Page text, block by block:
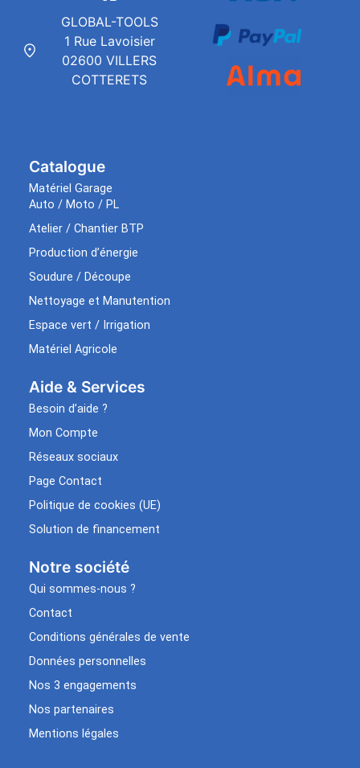
Catalogue
Matériel Garage
Auto / Moto / PL
Atelier / Chantier BTP
Production d’énergie
Soudure / Découpe
Nettoyage et Manutention
Espace vert / Irrigation
Matériel Agricole
Aide & Services​
Besoin d’aide ?
Mon Compte
Réseaux sociaux
Page Contact
Politique de cookies (UE)
Solution de financement
Notre société
Qui sommes-nous ?
Contact
Conditions générales de vente
Données personnelles
Nos 3 engagements
Nos partenaires
Mentions légales
GLOBAL-TOOLS
1 Rue Lavoisier
02600 VILLERS
COTTERETS